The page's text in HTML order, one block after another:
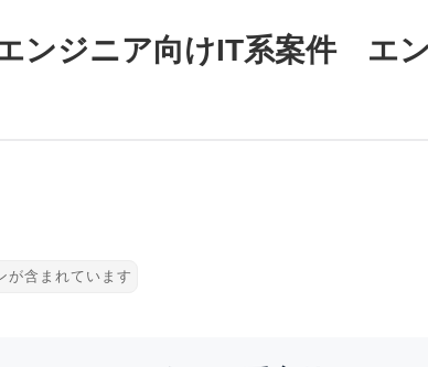
ンジニア向けIT系案件 エ